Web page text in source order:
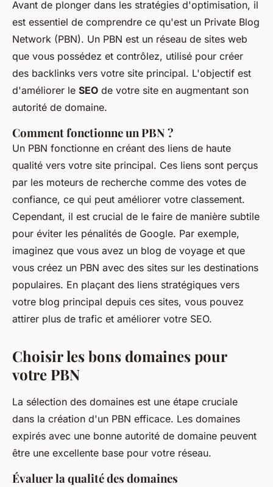
Avant de plonger dans les stratégies d'optimisation, il
est essentiel de comprendre ce qu'est un Private Blog
Network (PBN). Un PBN est un réseau de sites web
que vous possédez et contrôlez, utilisé pour créer
des backlinks vers votre site principal. L'objectif est
d'améliorer le SEO de votre site en augmentant son
autorité de domaine.
Comment fonctionne un PBN ?
Un PBN fonctionne en créant des liens de haute
qualité vers votre site principal. Ces liens sont perçus
par les moteurs de recherche comme des votes de
confiance, ce qui peut améliorer votre classement.
Cependant, il est crucial de le faire de manière subtile
pour éviter les pénalités de Google. Par exemple,
imaginez que vous avez un blog de voyage et que
vous créez un PBN avec des sites sur les destinations
populaires. En plaçant des liens stratégiques vers
votre blog principal depuis ces sites, vous pouvez
attirer plus de trafic et améliorer votre SEO.
Choisir les bons domaines pour
votre PBN
La sélection des domaines est une étape cruciale
dans la création d'un PBN efficace. Les domaines
expirés avec une bonne autorité de domaine peuvent
être une excellente base pour votre réseau.
Évaluer la qualité des domaines